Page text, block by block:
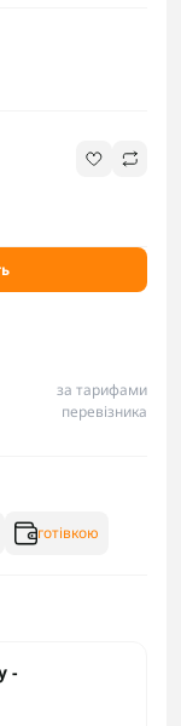
за тарифами
перевізника
готівкою
-